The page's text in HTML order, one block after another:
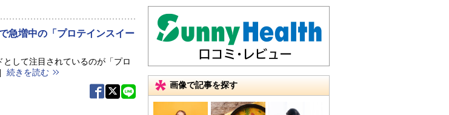
急増中の「プロテインスイー
して注目されているのが「プロ
続きを読む
画像で記事を探す